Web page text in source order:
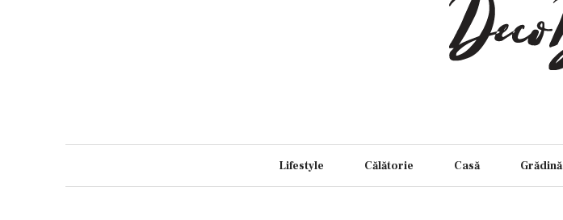
Lifestyle Călătorie Casă Grădină